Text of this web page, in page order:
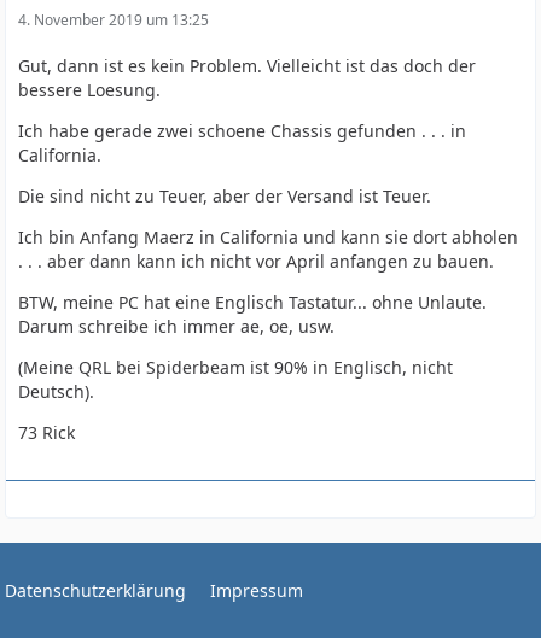
4. November 2019 um 13:25
Gut, dann ist es kein Problem. Vielleicht ist das doch der
bessere Loesung.
Ich habe gerade zwei schoene Chassis gefunden . . . in
California.
Die sind nicht zu Teuer, aber der Versand ist Teuer.
Ich bin Anfang Maerz in California und kann sie dort abholen
. . . aber dann kann ich nicht vor April anfangen zu bauen.
BTW, meine PC hat eine Englisch Tastatur... ohne Unlaute.
Darum schreibe ich immer ae, oe, usw.
(Meine QRL bei Spiderbeam ist 90% in Englisch, nicht
Deutsch).
73 Rick
Datenschutzerklärung Impressum